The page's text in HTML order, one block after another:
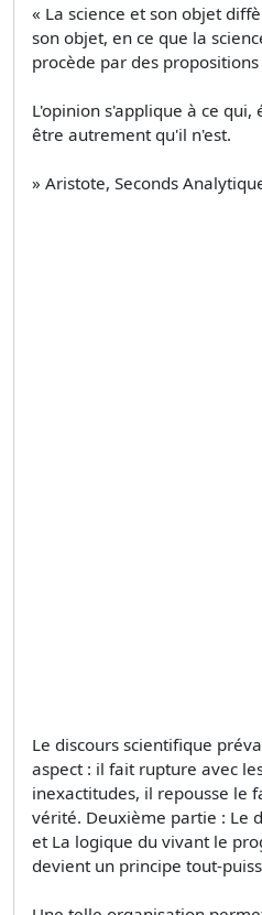
« La science et son objet
son objet, en ce que la
procède par des
L'opinion s'applique à ce
être autrement qu'il n'est.
» Aristote, Seconds
Le discours scientifique
aspect : il fait rupture avec
inexactitudes, il repousse le
vérité. Deuxième partie : Le
et La logique du vivant le
devient un principe tout-